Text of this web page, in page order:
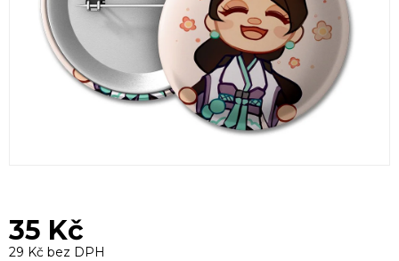
35 Kč
29 Kč bez DPH